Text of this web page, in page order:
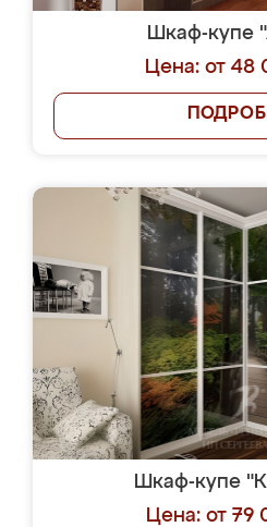
Шкаф-купе
Цена: от 48
Шкаф-купе
Цена: от 79